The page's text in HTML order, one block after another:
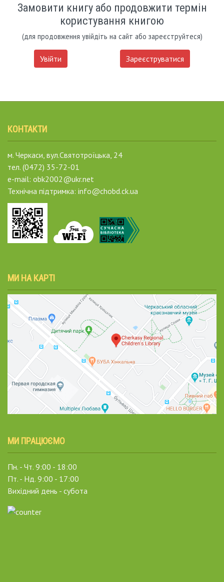
Замовити книгу або продовжити термін
користування книгою
(для продовження увійдіть на сайт або зареєструйтеся)
Увійти Зареєструватися
КОНТАКТИ
м. Черкаси, вул.Святотроїцька, 24
тел. (0472) 35-72-01
e-mail: obk2002@ukr.net
Технічна підтримка: info@chobd.ck.ua
МИ НА КАРТІ
МИ ПРАЦЮЄМО
Пн. - Чт. 9:00 - 18:00
Пт. - Нд. 9:00 - 17:00
Вихідний день - субота